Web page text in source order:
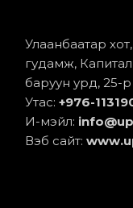
Улаанбаатар
гудамж, Капитал
баруун урд, 25-
Утас:+976-11
И-мэйл:
Вэб сайт: